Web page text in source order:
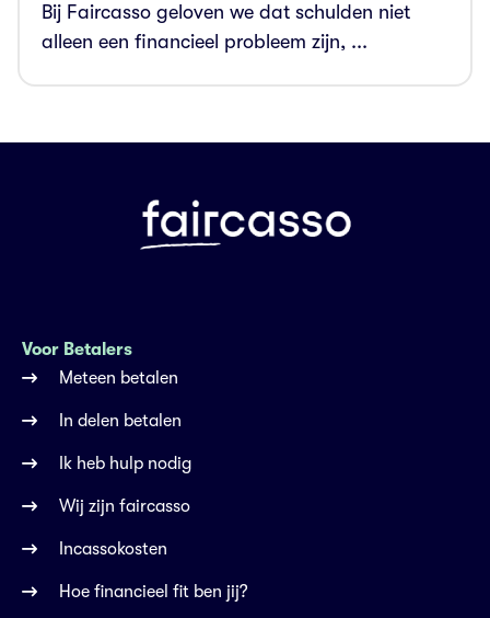
Bij Faircasso geloven we dat schulden niet
alleen een financieel probleem zijn, ...
Voor Betalers
Meteen betalen
In delen betalen
Ik heb hulp nodig
Wij zijn faircasso
Incassokosten
Hoe financieel fit ben jij?